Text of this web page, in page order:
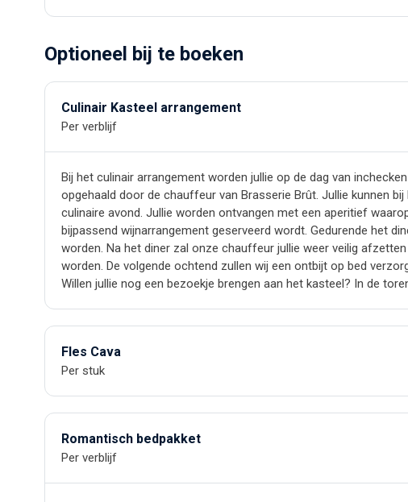
Optioneel bij te boeken
Culinair Kasteel arrangement
Per verblijf
Bij het culinair arrangement worden jullie op de dag van
opgehaald door de chauffeur van Brasserie Brût. Jullie kunnen
culinaire avond. Jullie worden ontvangen met een aperitief
bijpassend wijnarrangement geserveerd wordt. Gedurende het
worden. Na het diner zal onze chauffeur jullie weer veilig
worden. De volgende ochtend zullen wij een ontbijt op bed
Willen jullie nog een bezoekje brengen aan het kasteel? In de
Fles Cava
Per stuk
Romantisch bedpakket
Per verblijf